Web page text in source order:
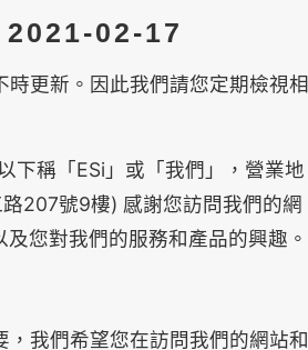
2021-02-17
時更新。因此我們請您定期檢視相
下稱「ESi」或「我們」，營業地
207號9樓) 感謝您訪問我們的網
您對我們的服務和產品的興趣。
，我們希望您在訪問我們的網站和